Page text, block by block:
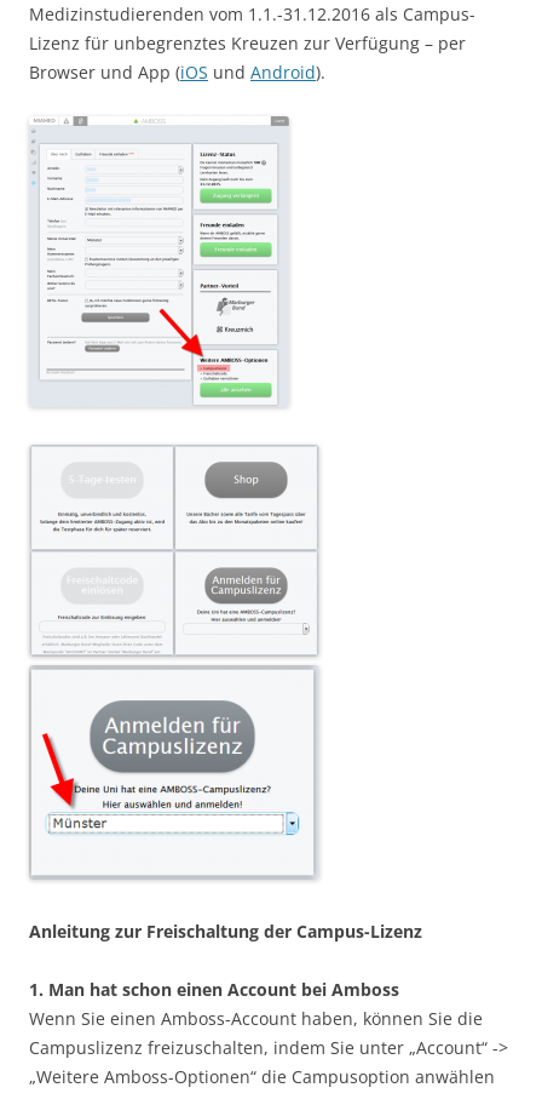
Medizinstudierenden vom 1.1.-31.12.2016 als Campus-
Lizenz für unbegrenztes Kreuzen zur Verfügung – per
Browser und App (iOS und Android).
Anleitung zur Freischaltung der Campus-Lizenz
1. Man hat schon einen Account bei Amboss
Wenn Sie einen Amboss-Account haben, können Sie die
Campuslizenz freizuschalten, indem Sie unter „Account“ ->
„Weitere Amboss-Optionen“ die Campusoption anwählen